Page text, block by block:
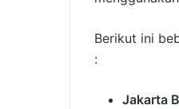
Berikut ini
:
Jakarta